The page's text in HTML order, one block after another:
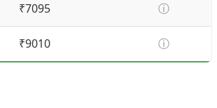
₹7095 ⓘ
₹9010 ⓘ